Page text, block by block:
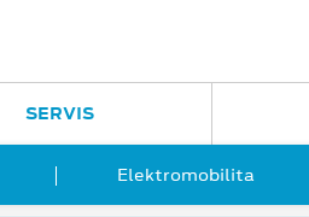
Elektromobilita
SERVIS